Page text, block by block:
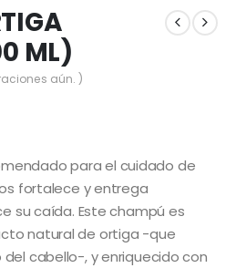
ML)
aún. )
para el cuidado de
fortalece y entrega
su caída. Este champú es
natural de ortiga -que
cabello-, y enriquecido con